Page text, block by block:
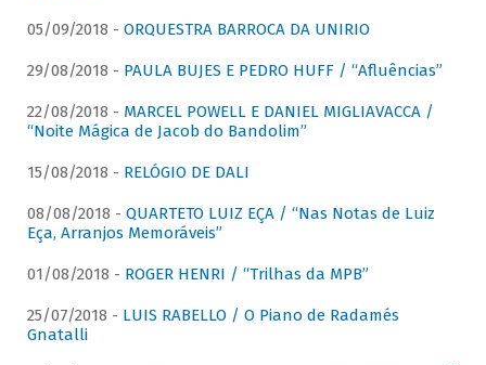
05/09/2018 - ORQUESTRA BARROCA DA UNIRIO
29/08/2018 - PAULA BUJES E PEDRO HUFF / “Afluências”
22/08/2018 - MARCEL POWELL E DANIEL MIGLIAVACCA /
“Noite Mágica de Jacob do Bandolim”
15/08/2018 - RELÓGIO DE DALI
08/08/2018 - QUARTETO LUIZ EÇA / “Nas Notas de Luiz
Eça, Arranjos Memoráveis”
01/08/2018 - ROGER HENRI / “Trilhas da MPB”
25/07/2018 - LUIS RABELLO / O Piano de Radamés
Gnatalli